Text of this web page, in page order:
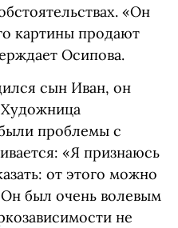
«Он
картины продают
Осипова.
сын Иван, он
проблемы с
«Я признаюсь
от этого можно
Он был очень волевым
не